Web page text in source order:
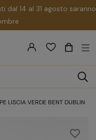
dal 14 al 31 agosto saranno
search
☰
LISCIA VERDE BENT DUBLIN
favorite_border